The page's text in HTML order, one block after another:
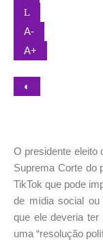
L
A-
A+
◐
O presidente eleito
Suprema Corte do
TikTok que pode
de mídia social
que ele deveria
uma “resolução